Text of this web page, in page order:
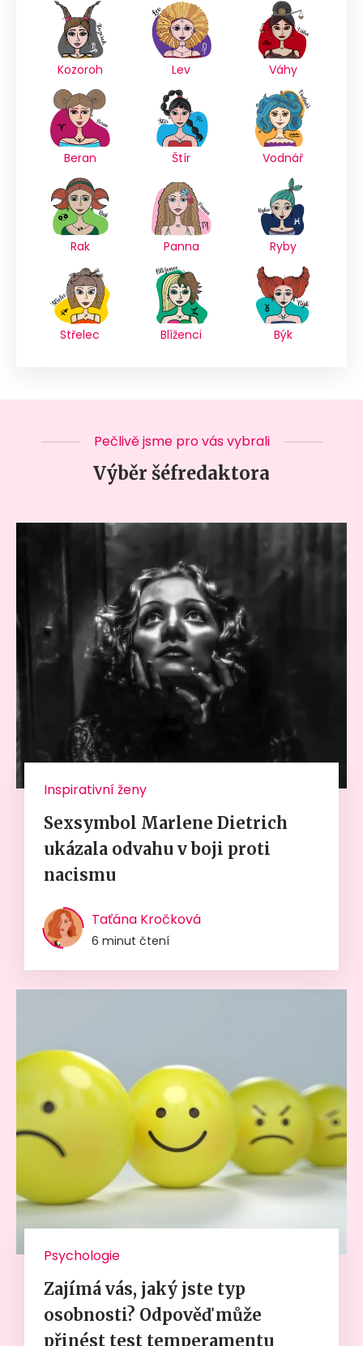
Kozoroh Lev Váhy
Beran Štír Vodnář
Rak Panna Ryby
Střelec Blíženci Býk
Pečlivě jsme pro vás vybrali
Výběr šéfredaktora
Inspirativní ženy
Sexsymbol Marlene Dietrich
ukázala odvahu v boji proti
nacismu
Taťána Kročková
6 minut čtení
Psychologie
Zajímá vás, jaký jste typ
osobnosti? Odpověď může
přinést test temperamentu